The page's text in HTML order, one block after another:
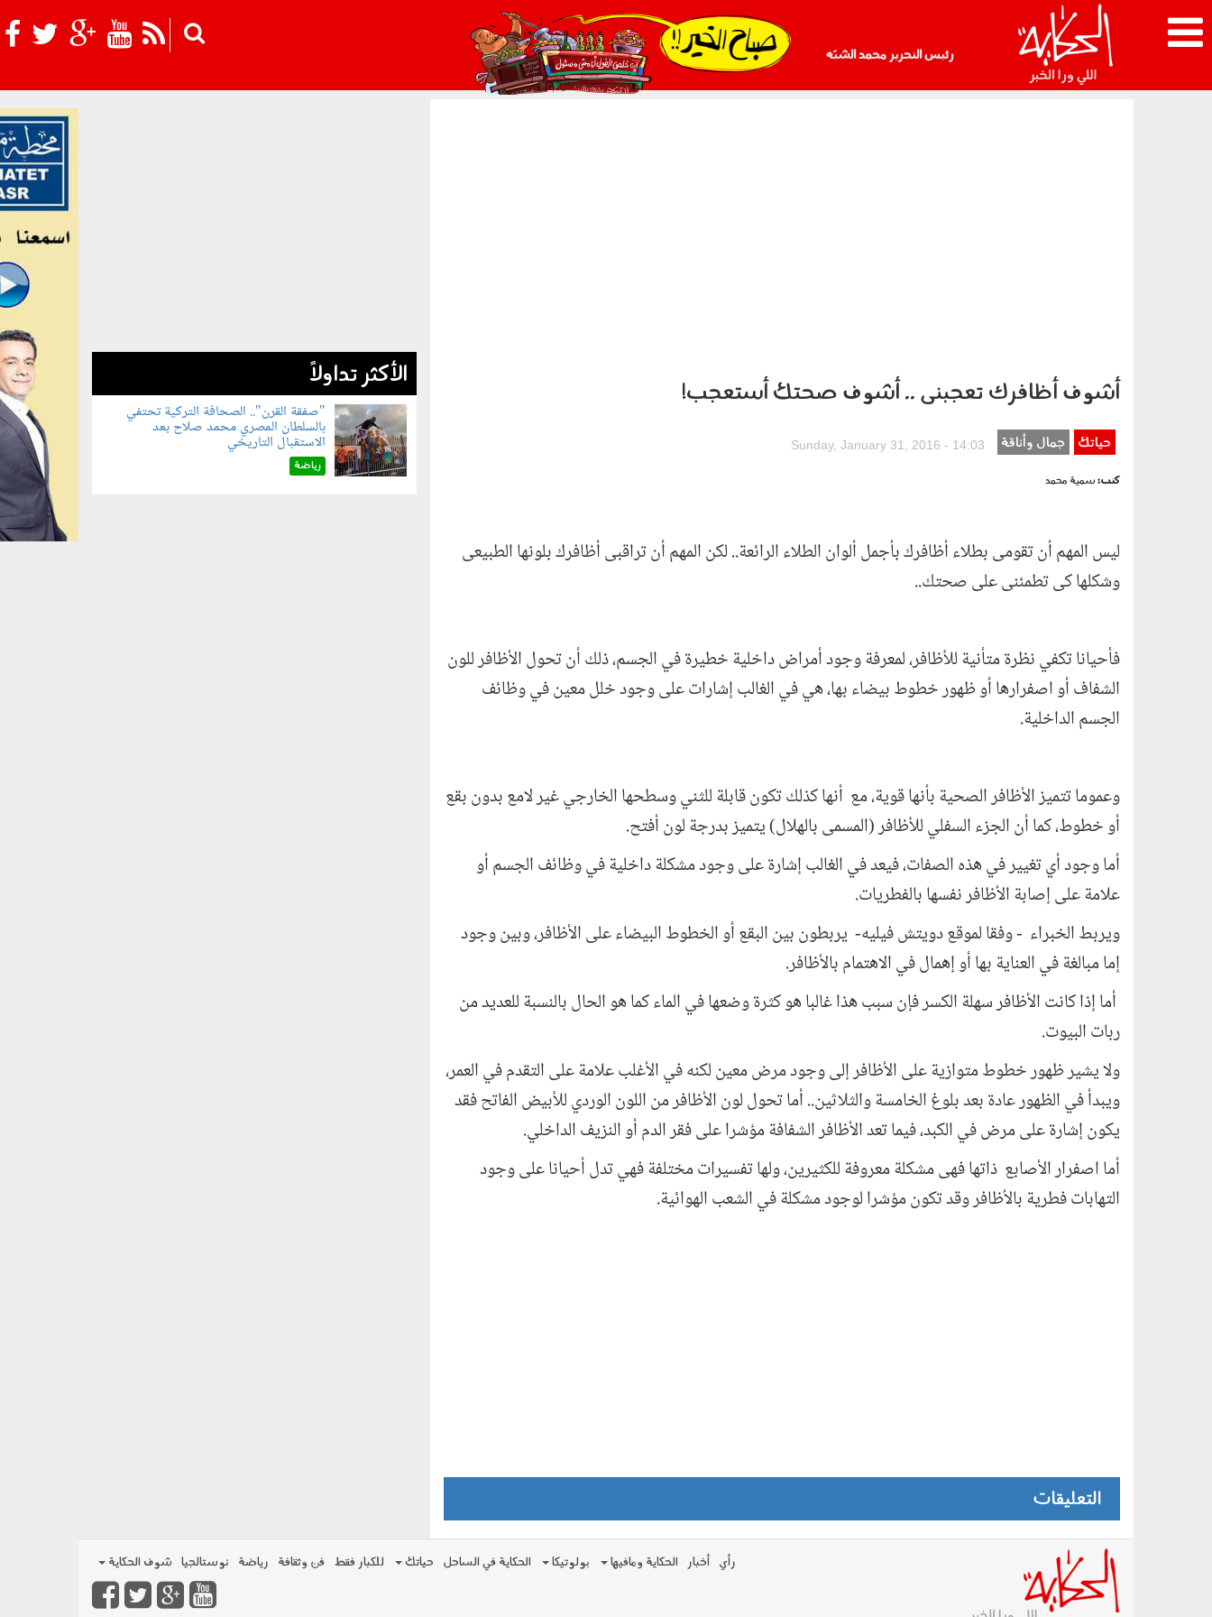
رئيس التحرير محمد الشبّه
021_2.png
أشوف أظافرك تعجبنى .. أشوف صحتك أستعجب!
pic_2.jpg
حياتك جمال وأناقة Sunday, January 31, 2016 - 14:03
كتب:سمية محمد
ليس المهم أن تقومى بطلاء أظافرك بأجمل ألوان الطلاء الرائعة.. لكن المهم أن تراقبى أظافرك بلونها الطبيعى
وشكلها كى تطمئنى على صحتك..
فأحيانا تكفي نظرة متأنية للأظافر، لمعرفة وجود أمراض داخلية خطيرة في الجسم، ذلك أن تحول الأظافر للون
الشفاف أو اصفرارها أو ظهور خطوط بيضاء بها، هي في الغالب إشارات على وجود خلل معين في وظائف
الجسم الداخلية.
وعموما تتميز الأظافر الصحية بأنها قوية، مع أنها كذلك تكون قابلة للثني وسطحها الخارجي غير لامع بدون بقع
أو خطوط، كما أن الجزء السفلي للأظافر (المسمى بالهلال) يتميز بدرجة لون أفتح.
أما وجود أي تغيير في هذه الصفات، فيعد في الغالب إشارة على وجود مشكلة داخلية في وظائف الجسم أو
علامة على إصابة الأظافر نفسها بالفطريات.
ويربط الخبراء - وفقا لموقع دويتش فيليه- يربطون بين البقع أو الخطوط البيضاء على الأظافر، وبين وجود
إما مبالغة في العناية بها أو إهمال في الاهتمام بالأظافر.
أما إذا كانت الأظافر سهلة الكسر فإن سبب هذا غالبا هو كثرة وضعها في الماء كما هو الحال بالنسبة للعديد من
ربات البيوت.
ولا يشير ظهور خطوط متوازية على الأظافر إلى وجود مرض معين لكنه في الأغلب علامة على التقدم في العمر،
ويبدأ في الظهور عادة بعد بلوغ الخامسة والثلاثين.. أما تحول لون الأظافر من اللون الوردي للأبيض الفاتح فقد
يكون إشارة على مرض في الكبد، فيما تعد الأظافر الشفافة مؤشرا على فقر الدم أو النزيف الداخلي.
أما اصفرار الأصابع ذاتها فهى مشكلة معروفة للكثيرين، ولها تفسيرات مختلفة فهي تدل أحيانا على وجود
التهابات فطرية بالأظافر وقد تكون مؤشرا لوجود مشكلة في الشعب الهوائية.
التعليقات
الأكثر تداولاً
070801.jpg
"صفقة القرن".. الصحافة التركية تحتفي
بالسلطان المصري محمد صلاح بعد
الاستقبال التاريخي
رياضة
رأي أخبار الحكاية ومافيها بولوتيكا الحكاية في الساحل حياتك للكبار فقط فن وثقافة رياضة نوستالجيا شوف الحكاية